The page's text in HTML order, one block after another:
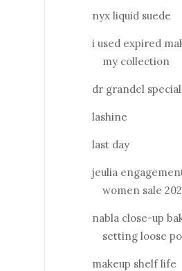
nyx liquid suede
i used expired
my collection
dr grandel
lashine
last day
jeulia
women sale
nabla close-up
setting loose
makeup shelf life